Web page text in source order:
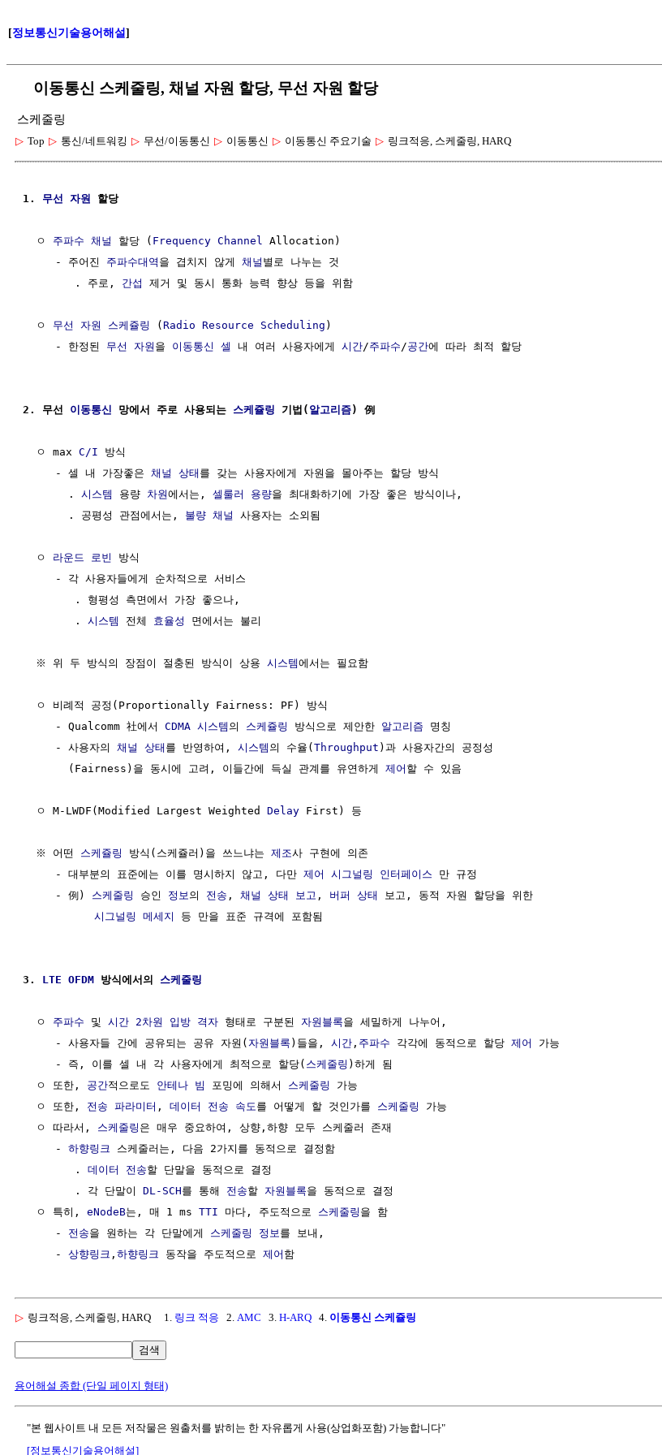
[정보통신기술용어해설]
이동통신 스케줄링, 채널 자원 할당, 무선 자원 할당
스케줄링
▷ Top ▷ 통신/네트워킹 ▷ 무선/이동통신 ▷ 이동통신 ▷ 이동통신 주요기술 ▷ 링크적응, 스케줄링, HARQ
1. 무선 자원 할당
  ㅇ
주파수 채널 할당 ( Frequency Channel
Allocation)
     - 주어진
주파수대역 을 겹치지 않게 채널 별로 나누는 것
        . 주로,
간섭 제거 및 동시 통화 능력 향상 등을 위함
  ㅇ
무선 자원 스케쥴링 (Radio Resource Scheduling )
     - 한정된
무선 자원 을 이동통신 셀 내 여러 사용자에게 시간/주파수 /공간에 따라 최적 할당
2. 무선 이동통신 망에서 주로 사용되는 스케쥴링 기법( 알고리즘) 例
  ㅇ max
C/I 방식
     - 셀 내 가장좋은
채널 상태 를 갖는 사용자에게 자원을 몰아주는 할당 방식
       .
시스템 용량 차원에서는, 셀룰러 용량을 최대화하기에 가장 좋은 방식이나,
       . 공평성 관점에서는,
불량 채널 사용자는 소외됨
  ㅇ
라운드 로빈
방식
     - 각 사용자들에게 순차적으로 서비스
        . 형평성 측면에서 가장 좋으나,
        .
시스템 전체 효율성 면에서는 불리
  ※ 위 두 방식의 장점이 절충된 방식이 상용
시스템에서는 필요함
  ㅇ 비례적 공정(Proportionally Fairness: PF) 방식
     - Qualcomm 社에서
CDMA 시스템 의 스케쥴링 방식으로 제안한 알고리즘 명칭
     - 사용자의
채널 상태 를 반영하여, 시스템 의 수율(Throughput )과 사용자간의 공정성
       (Fairness)을 동시에 고려, 이들간에 득실 관계를 유연하게
제어 할 수 있음
  ㅇ M-LWDF(Modified Largest Weighted
Delay First) 등
  ※ 어떤
스케쥴링 방식(스케쥴러)을 쓰느냐는 제조사 구현에 의존
     - 대부분의 표준에는 이를 명시하지 않고, 다만
제어 시그널링 인터페이스 만 규정
     - 例)
스케줄링 승인 정보 의 전송 , 채널 상태 보고 , 버퍼 상태
보고, 동적 자원 할당을 위한
시그널링
메세지 등 만을 표준 규격에 포함됨
3. LTE OFDM 방식에서의 스케줄링
  ㅇ
주파수 및 시간 2차원 입방 격자 형태로 구분된 자원블록을 세밀하게 나누어,
     - 사용자들 간에 공유되는 공유 자원(
자원블록 )들을, 시간 , 주파수 각각에 동적으로 할당 제어
가능
     - 즉, 이를 셀 내 각 사용자에게 최적으로 할당(
스케줄링 )하게 됨
  ㅇ 또한,
공간적으로도 안테나 빔 포밍에 의해서 스케줄링
가능
  ㅇ 또한,
전송 파라미터 , 데이터 전송 속도 를 어떻게 할 것인가를 스케줄링
가능
  ㅇ 따라서,
스케줄링 은 매우 중요하여, 상향,하향 모두 스케줄러 존재
     -
하향링크
스케줄러는, 다음 2가지를 동적으로 결정함
        .
데이터 전송할 단말을 동적으로 결정
        . 각 단말이
DL-SCH를 통해 전송할 자원블록을 동적으로 결정
  ㅇ 특히,
eNodeB는, 매 1 ms TTI 마다, 주도적으로 스케줄링 을 함
     -
전송을 원하는 각 단말에게 스케줄링 정보 를 보내,
     -
상향링크 , 하향링크 동작을 주도적으로 제어
▷ 링크적응, 스케줄링, HARQ 1. 링크 적응 2. AMC 3. H-ARQ 4. 이동통신 스케쥴링
검색
용어해설 종합 (단일 페이지 형태)
"본 웹사이트 내 모든 저작물은 원출처를 밝히는 한 자유롭게 사용(상업화포함) 가능합니다"
[정보통신기술용어해설]